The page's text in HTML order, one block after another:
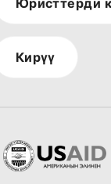
Кирүү